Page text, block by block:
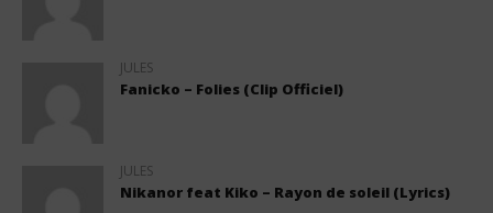
JULES
Fanicko – Folies (Clip Officiel)
JULES
Nikanor feat Kiko – Rayon de soleil (Lyrics)